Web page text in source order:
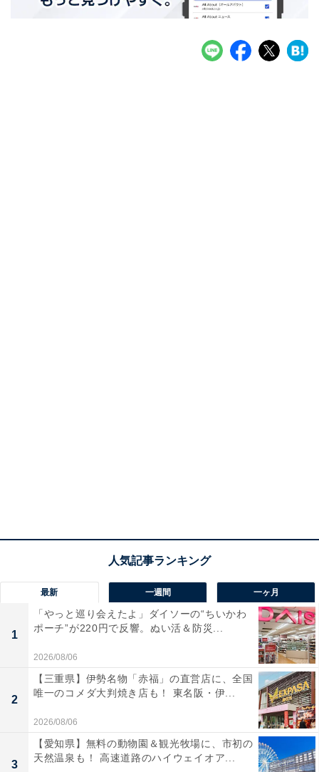
最新 一週間 一ヶ月
1
「やっと巡り会えたよ」ダイソーの“ちいかわ
ポーチ”が220円で反響。ぬい活＆防災...
2026/08/06
2
【三重県】伊勢名物「赤福」の直営店に、全国
唯一のコメダ大判焼き店も！ 東名阪・伊...
2026/08/06
3
【愛知県】無料の動物園＆観光牧場に、市初の
天然温泉も！ 高速道路のハイウェイオア...